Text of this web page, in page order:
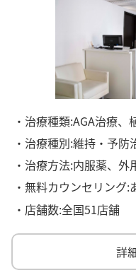
・治療種類:AGA治療、
・治療種別:維持・予
・治療方法:内服薬、
・無料カウンセリング:
・店舗数:全国51店舗
詳